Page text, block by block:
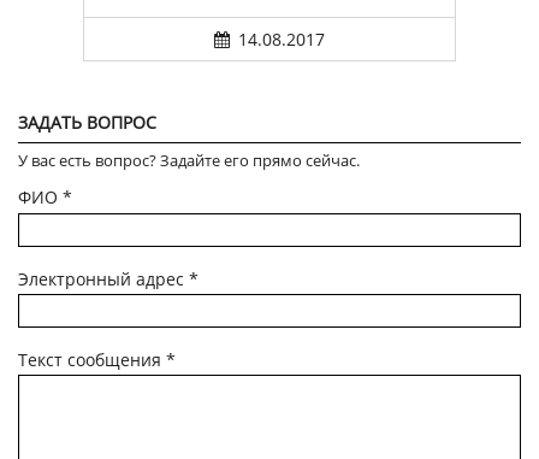
14.08.2017
ЗАДАТЬ ВОПРОС
У вас есть вопрос? Задайте его прямо сейчас.
ФИО *
Электронный адрес *
Текст сообщения *